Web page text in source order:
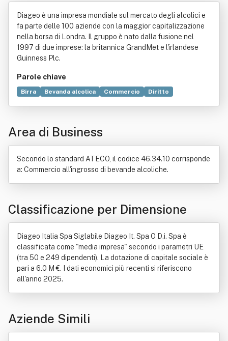
abile Diageo It. Spa O D.i. Spa
Diageo è una impresa mondiale sul mercato degli alcolici e
fa parte delle 100 aziende con la maggior capitalizzazione
nella borsa di Londra. Il gruppo è nato dalla fusione nel
1997 di due imprese: la britannica GrandMet e l'irlandese
Guinness Plc.
Parole chiave
Birra Bevanda alcolica Commercio
Diritto
Ready to drink
Legge
Area di Business
Secondo lo standard ATECO, il codice 46.34.10 corrisponde
a: Commercio all'ingrosso di bevande alcoliche.
Classificazione per Dimensione
Diageo Italia Spa Siglabile Diageo It. Spa O D.i. Spa è
classificata come "media impresa" secondo i parametri UE
(tra 50 e 249 dipendenti). La dotazione di capitale sociale è
pari a 6.0 M €. I dati economici più recenti si riferiscono
all'anno 2025.
Aziende Simili